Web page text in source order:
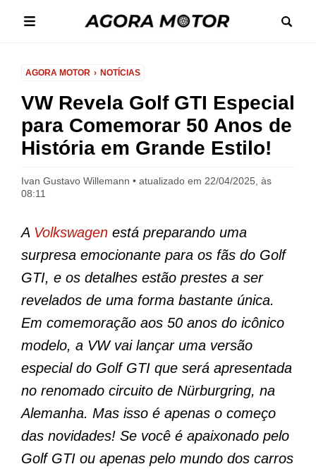
AGORA MOTOR NOTÍCIAS
VW Revela Golf GTI Especial
para Comemorar 50 Anos de
História em Grande Estilo!
Ivan Gustavo Willemann
atualizado em 22/04/2025, às
08:11
A Volkswagen está preparando uma
surpresa emocionante para os fãs do Golf
GTI, e os detalhes estão prestes a ser
revelados de uma forma bastante única.
Em comemoração aos 50 anos do icônico
modelo, a VW vai lançar uma versão
especial do Golf GTI que será apresentada
no renomado circuito de Nürburgring, na
Alemanha. Mas isso é apenas o começo
das novidades! Se você é apaixonado pelo
Golf GTI ou apenas pelo mundo dos carros